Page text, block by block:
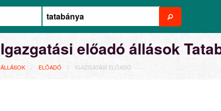
Igazgatási előadó állások
ÁLLÁSOK ELŐADÓ IGAZGATÁSI ELŐADÓ